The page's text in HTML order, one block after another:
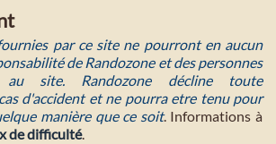
par ce site ne pourront en aucun
de Randozone et des personnes
site. Randozone décline toute
d'accident et ne pourra etre tenu pour
manière que ce soit. Informations à
de difficulté.